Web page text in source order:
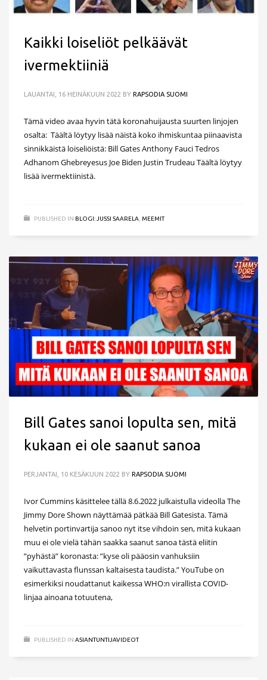
Kaikki loiseliöt pelkäävät
ivermektiiniä
LAUANTAI, 16 HEINÄKUUN 2022 BY RAPSODIA SUOMI
Tämä video avaa hyvin tätä koronahuijausta suurten linjojen
osalta: Täältä löytyy lisää näistä koko ihmiskuntaa piinaavista
sinnikkäistä loiseliöistä: Bill Gates Anthony Fauci Tedros
Adhanom Ghebreyesus Joe Biden Justin Trudeau Täältä löytyy
lisää ivermektiinistä.
PUBLISHED IN BLOGI: JUSSI SAARELA MEEMIT
Bill Gates sanoi lopulta sen, mitä
kukaan ei ole saanut sanoa
PERJANTAI, 10 KESÄKUUN 2022 BY RAPSODIA SUOMI
Ivor Cummins käsittelee tällä 8.6.2022 julkaistulla videolla The
Jimmy Dore Shown näyttämää pätkää Bill Gatesista. Tämä
helvetin portinvartija sanoo nyt itse vihdoin sen, mitä kukaan
muu ei ole vielä tähän saakka saanut sanoa tästä eliitin
”pyhästä” koronasta: ”kyse oli pääosin vanhuksiin
vaikuttavasta flunssan kaltaisesta taudista.” YouTube on
esimerkiksi noudattanut kaikessa WHO:n virallista COVID-
linjaa ainoana totuutena,
PUBLISHED IN ASIANTUNTIJAVIDEOT